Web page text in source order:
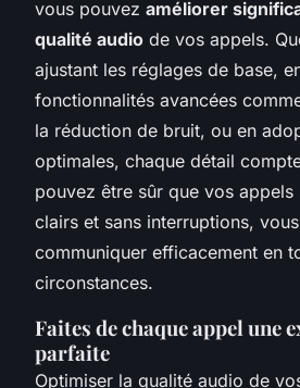
vous pouvez améliorer
qualité audio de vos appels.
ajustant les réglages de base,
fonctionnalités avancées
la réduction de bruit, ou en
optimales, chaque détail
pouvez être sûr que vos
clairs et sans interruptions,
communiquer efficacement en
circonstances.
Faites de chaque appel une
parfaite
Optimiser la qualité audio de